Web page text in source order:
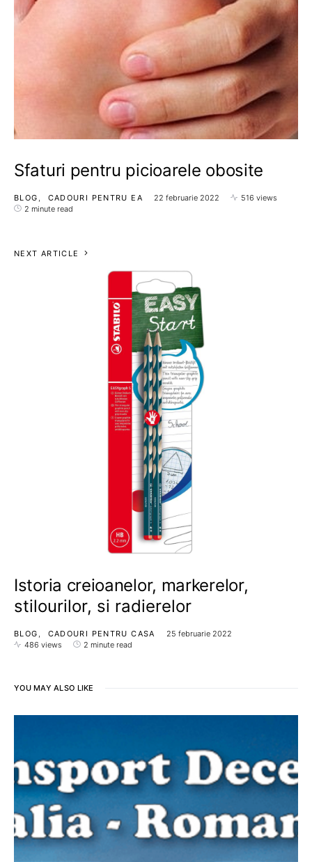
Sfaturi pentru picioarele obosite
BLOG CADOURI PENTRU EA 22 februarie 2022
516 views
2 minute read
NEXT ARTICLE
Istoria creioanelor, markerelor,
stilourilor, si radierelor
BLOG CADOURI PENTRU CASA
25 februarie 2022
486 views
2 minute read
YOU MAY ALSO LIKE